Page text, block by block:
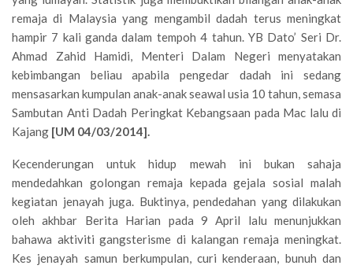
remaja di Malaysia yang mengambil dadah terus meningkat
hampir 7 kali ganda dalam tempoh 4 tahun. YB Dato’ Seri Dr.
Ahmad Zahid Hamidi, Menteri Dalam Negeri menyatakan
kebimbangan beliau apabila pengedar dadah ini sedang
mensasarkan kumpulan anak-anak seawal usia 10 tahun, semasa
Sambutan Anti Dadah Peringkat Kebangsaan pada Mac lalu di
Kajang [UM 04/03/2014].
Kecenderungan untuk hidup mewah ini bukan sahaja
mendedahkan golongan remaja kepada gejala sosial malah
kegiatan jenayah juga. Buktinya, pendedahan yang dilakukan
oleh akhbar Berita Harian pada 9 April lalu menunjukkan
bahawa aktiviti gangsterisme di kalangan remaja meningkat.
Kes jenayah samun berkumpulan, curi kenderaan, bunuh dan